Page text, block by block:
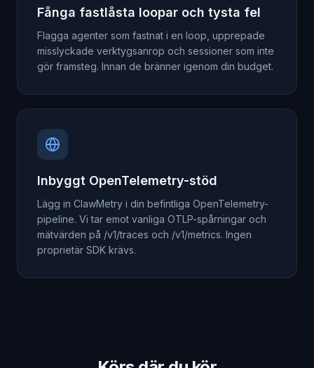
Fånga fastlåsta loopar och tysta fel
Flagga agenter som fastnat i en loop, upprepade
misslyckade verktygsanrop och sessioner som inte
gör framsteg. Innan de bränner igenom din budget.
Inbyggt OpenTelemetry-stöd
Lägg in ClawMetry i din befintliga OpenTelemetry-
pipeline. Vi tar emot vanliga OTLP-spårningar och
mätvärden på /v1/traces och /v1/metrics. Ingen
proprietär SDK krävs.